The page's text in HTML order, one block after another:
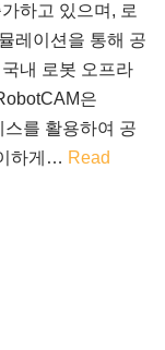
하고 있으며, 로
레이션을 통해 공
내 로봇 오프라
은
를 활용하여 공
하게… Read